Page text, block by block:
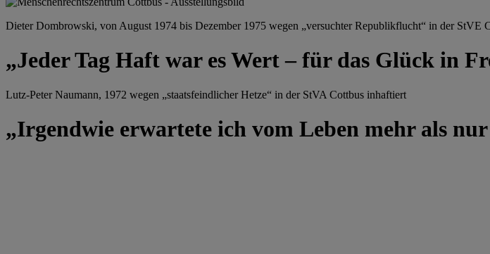
Dieter Dombrowski, von August 1974 bis Dezember 1975 wegen „versuchter Republikflucht“ in der StVE
„Jeder Tag Haft war es Wert – für das Glück in
Lutz-Peter Naumann, 1972 wegen „staatsfeindlicher Hetze“ in der StVA Cottbus inhaftiert
„Irgendwie erwartete ich vom Leben mehr als